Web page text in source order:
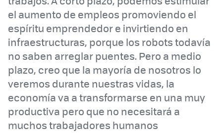
el aumento de empleos promoviendo el
espíritu emprendedor e invirtiendo en
infraestructuras, porque los robots todavía
no saben arreglar puentes. Pero a medio
plazo, creo que la mayoría de nosotros lo
veremos durante nuestras vidas, la
economía va a transformarse en una muy
productiva pero que no necesitará a
muchos trabajadores humanos